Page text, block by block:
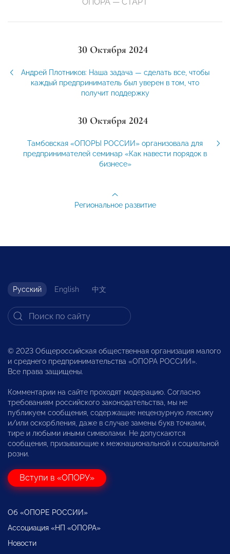
30 Октября 2024
Андрей Плотников: Наша задача — сделать все, чтобы
каждый предприниматель был уверен в том, что
получит поддержку
30 Октября 2024
Тамбовская «ОПОРЫ РОССИИ» организовала для
предпринимателей семинар «Как навести порядок в
бизнесе»
Региональное развитие
Русский English 中文
© 2023 Общероссийская общественная организация малого
и среднего предпринимательства «ОПОРА РОССИИ».
Все права защищены.
Комментарии на сайте проходят модерацию. Согласно
требованиям российского законодательства, мы не
публикуем сообщения, содержащие нецензурную лексику
и/или оскорбления, даже в случае замены букв точками,
тире и любыми иными символами. Не допускаются
сообщения, призывающие к межнациональной и социальной
розни.
Вступи в «ОПОРУ»
Об «ОПОРЕ РОССИИ»
Ассоциация «НП «ОПОРА»
Новости